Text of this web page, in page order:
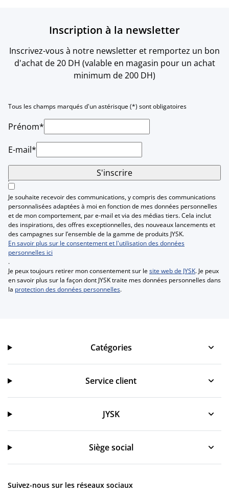
Inscription à la newsletter
Inscrivez-vous à notre newsletter et remportez un bon
d'achat de 20 DH (valable en magasin pour un achat
minimum de 200 DH)
Tous les champs marqués d'un astérisque (*) sont obligatoires
Prénom*
E-mail*
S'inscrire
Je souhaite recevoir des communications, y compris des communications
personnalisées adaptées à moi en fonction de mes données personnelles
et de mon comportement, par e-mail et via des médias tiers. Cela inclut
des inspirations, des offres exceptionnelles, des nouveaux lancements et
des campagnes sur l’ensemble de la gamme de produits JYSK.
En savoir plus sur le consentement et l'utilisation des données
personnelles ici
.
Je peux toujours retirer mon consentement sur lesite web de JYSK. Je peux
en savoir plus sur la façon dont JYSK traite mes données personnelles dans
la protection des données personnelles.
Catégories
Service client
Service client
JYSK
JYSK
Siège social
Suivez-nous sur les réseaux sociaux